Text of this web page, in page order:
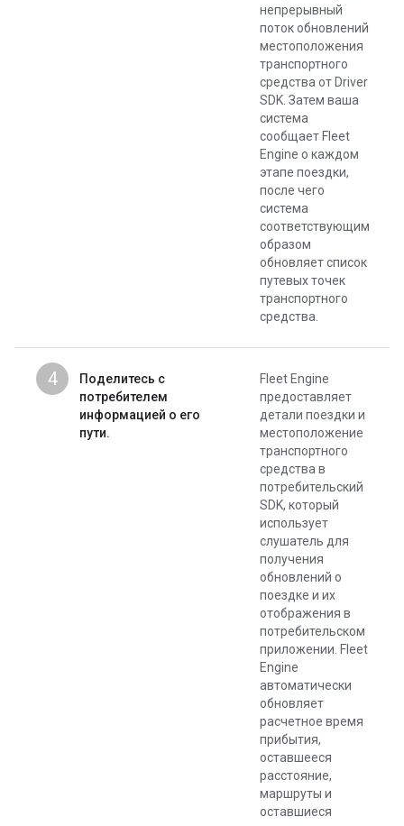
непрерывный
поток обновлений
местоположения
транспортного
средства от Driver
SDK. Затем ваша
система
сообщает Fleet
Engine о каждом
этапе поездки,
после чего
система
соответствующим
образом
обновляет список
путевых точек
транспортного
средства.
4
Поделитесь с
потребителем
информацией о его
пути.
Fleet Engine
предоставляет
детали поездки и
местоположение
транспортного
средства в
потребительский
SDK, который
использует
слушатель для
получения
обновлений о
поездке и их
отображения в
потребительском
приложении. Fleet
Engine
автоматически
обновляет
расчетное время
прибытия,
оставшееся
расстояние,
маршруты и
оставшиеся